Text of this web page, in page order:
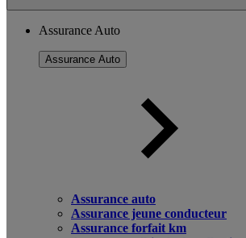
Assurance Auto
Assurance Auto
Assurance auto
Assurance jeune conducteur
Assurance forfait km